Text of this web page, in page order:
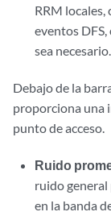
RRM locales,
eventos
sea necesario.
Debajo de la
proporciona una
punto de acceso.
Ruido
ruido general
en la banda